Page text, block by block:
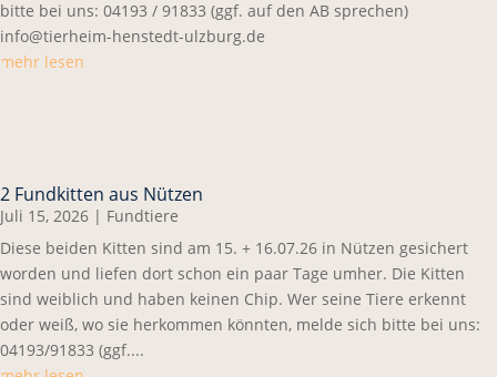
bitte bei uns: 04193 / 91833 (ggf. auf den AB sprechen)
info@tierheim-henstedt-ulzburg.de
mehr lesen
2 Fundkitten aus Nützen
Juli 15, 2026 | Fundtiere
Diese beiden Kitten sind am 15. + 16.07.26 in Nützen gesichert
worden und liefen dort schon ein paar Tage umher. Die Kitten
sind weiblich und haben keinen Chip. Wer seine Tiere erkennt
oder weiß, wo sie herkommen könnten, melde sich bitte bei uns:
04193/91833 (ggf....